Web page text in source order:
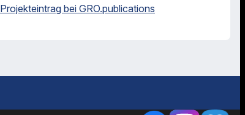
Projekteintrag bei GRO.publications